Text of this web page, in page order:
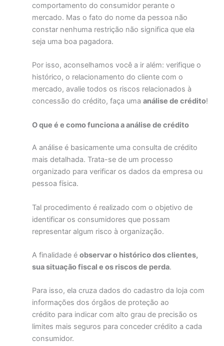
comportamento do consumidor perante o
mercado. Mas o fato do nome da pessoa não
constar nenhuma restrição não significa que ela
seja uma boa pagadora.
Por isso, aconselhamos você a ir além: verifique o
histórico, o relacionamento do cliente com o
mercado, avalie todos os riscos relacionados à
concessão do crédito, faça uma análise de crédito!
O que é e como funciona a análise de crédito
A análise é basicamente uma consulta de crédito
mais detalhada. Trata-se de um processo
organizado para verificar os dados da empresa ou
pessoa física.
Tal procedimento é realizado com o objetivo de
identificar os consumidores que possam
representar algum risco à organização.
A finalidade é observar o histórico dos clientes,
sua situação fiscal e os riscos de perda.
Para isso, ela cruza dados do cadastro da loja com
informações dos órgãos de proteção ao
crédito para indicar com alto grau de precisão os
limites mais seguros para conceder crédito a cada
consumidor.